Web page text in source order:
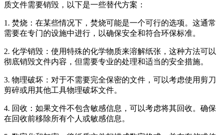
质文件需要销毁，以下是一些替代方案：
1. 焚烧：在某些情况下，焚烧可能是一个可行的选项。这通常
需要在专门的设施中进行，以确保安全和符合环保标准。
2. 化学销毁：使用特殊的化学物质来溶解纸张，这种方法可以
彻底销毁文件内容，但需要专业的处理和适当的安全措施。
3. 物理破坏：对于不需要完全保密的文件，可以考虑使用剪刀
剪碎或用其他工具物理破坏文件。
4. 回收：如果文件不包含敏感信息，可以考虑将其回收。确保
在回收前移除所有个人或敏感信息。